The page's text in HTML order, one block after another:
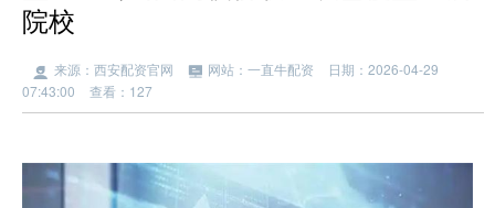
院校
来源：西安配资官网 网站：一直牛配资
日期：2026-04-29
07:43:00
查看：127